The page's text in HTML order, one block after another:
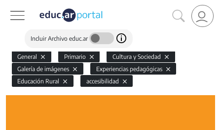
Incluir Archivo educ.ar
General Primario
Cultura y Sociedad
Galería de imágenes
Experiencias pedagógicas
Educación Rural
accesibilidad